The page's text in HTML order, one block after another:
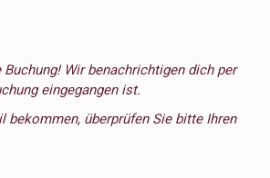
Buchung! Wir benachrichtigen dich per
eingegangen ist.
bekommen, überprüfen Sie bitte Ihren